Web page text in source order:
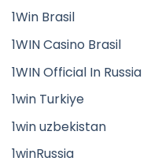
1Win Brasil
1WIN Casino Brasil
1WIN Official In Russia
1win Turkiye
1win uzbekistan
1winRussia